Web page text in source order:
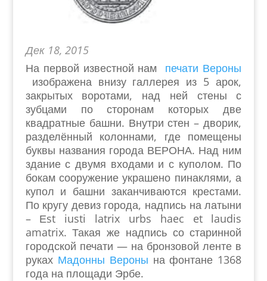
Дек 18, 2015
На первой известной нам
печати Вероны
изображена внизу галлерея из 5 арок,
закрытых воротами, над ней стены с
зубцами по сторонам которых две
квадратные башни. Внутри стен – дворик,
разделённый колоннами, где помещены
буквы названия города ВЕРОНА. Над ним
здание с двумя входами и с куполом. По
бокам сооружение украшено пинаклями, а
купол и башни заканчиваются крестами.
По кругу девиз города, надпись на латыни
– Еst iusti latrix urbs haec et laudis
amatrix. Такая же надпись со старинной
городской печати — на бронзовой ленте в
руках Мадонны Вероны на фонтане 1368
года на площади Эрбе.